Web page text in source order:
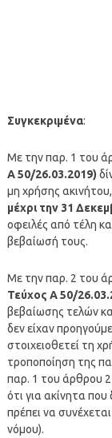
Συγκεκριμένα:
Με την παρ. 1 του
Α 50/26.03.2019)
μη χρήσης
μέχρι την 31
οφειλές από τέλη
βεβαίωσή τους.
Με την παρ. 2 του
Τεύχος Α 50/
βεβαίωσης τελών
δεν είχαν
στοιχειοθετεί τη
τροποποίηση της
παρ. 1 του άρθρου
ότι για ακίνητα
πρέπει να
νόμου).